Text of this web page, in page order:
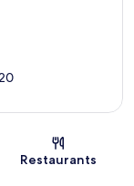
Restaurants